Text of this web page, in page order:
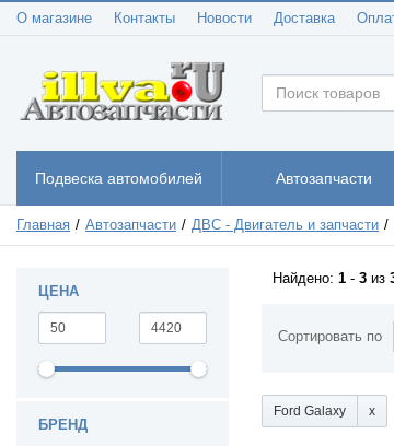
О магазине Контакты Новости Доставка
Подвеска автомобилей Автозапчасти
Главная Автозапчасти ДВС - Двигатель и запчасти
ЦЕНА
БРЕНД
Audi (A4) (9)
Audi (A6) (9)
Audi (A8) (2)
Audi Q7 (1)
Audi (TT) (5)
BMW 1 (1)
BMW 5
BMW X3
BMW X5
BMW X6 (1)
Chevrolet Kalos
Найдено: 1 - 3 из
Сортировать по
Ford Galaxy